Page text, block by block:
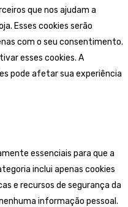
que nos ajudam a
Esses cookies serão
com o seu consentimento.
esses cookies. A
pode afetar sua experiência
essenciais para que a
inclui apenas cookies
e recursos de segurança da
informação pessoal.